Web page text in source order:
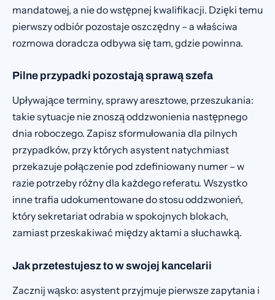
mandatowej, a nie do wstępnej kwalifikacji. Dzięki temu
pierwszy odbiór pozostaje oszczędny – a właściwa
rozmowa doradcza odbywa się tam, gdzie powinna.
Pilne przypadki pozostają sprawą szefa
Upływające terminy, sprawy aresztowe, przeszukania:
takie sytuacje nie znoszą oddzwonienia następnego
dnia roboczego. Zapisz sformułowania dla pilnych
przypadków, przy których asystent natychmiast
przekazuje połączenie pod zdefiniowany numer – w
razie potrzeby różny dla każdego referatu. Wszystko
inne trafia udokumentowane do stosu oddzwonień,
który sekretariat odrabia w spokojnych blokach,
zamiast przeskakiwać między aktami a słuchawką.
Jak przetestujesz to w swojej kancelarii
Zacznij wąsko: asystent przyjmuje pierwsze zapytania i